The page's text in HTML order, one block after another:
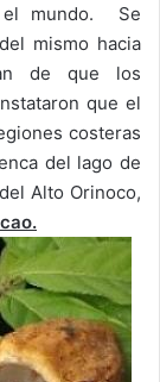
el mundo. Se
mismo hacia
de que los
que el
costeras
del lago de
Alto Orinoco,